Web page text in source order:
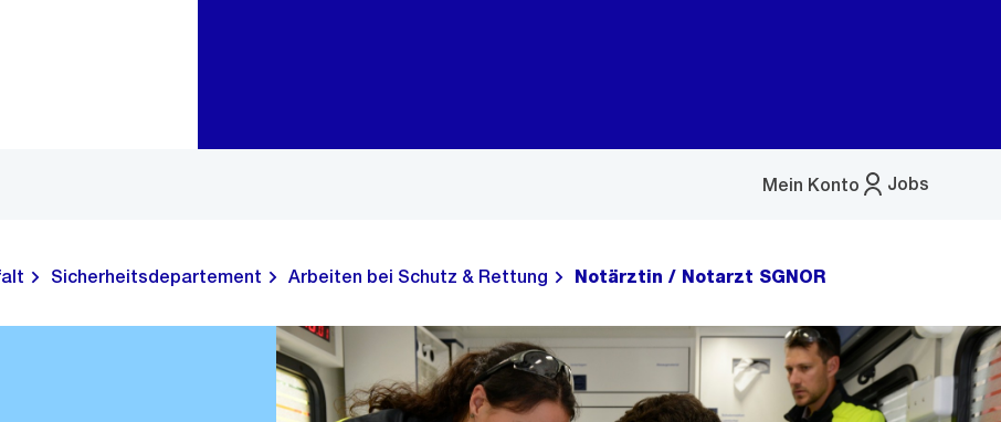
Jobs
Mein Konto
Menü
Sicherheitsdepartement Arbeiten bei Schutz & Rettung Notärztin / Notarzt SGNOR